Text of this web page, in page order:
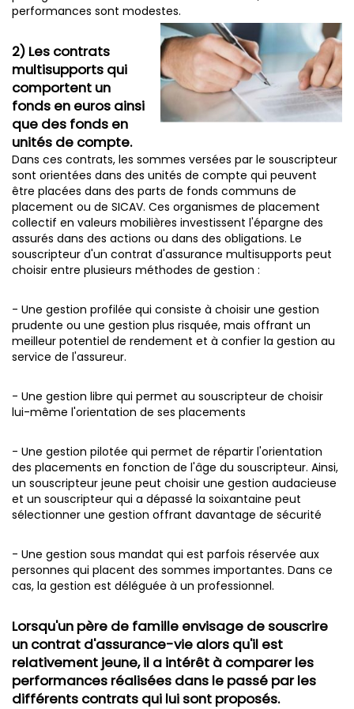
performances sont modestes.
2) Les contrats
multisupports qui
comportent un
fonds en euros ainsi
que des fonds en
unités de compte.
Dans ces contrats, les sommes versées par le souscripteur
sont orientées dans des unités de compte qui peuvent
être placées dans des parts de fonds communs de
placement ou de SICAV. Ces organismes de placement
collectif en valeurs mobilières investissent l'épargne des
assurés dans des actions ou dans des obligations. Le
souscripteur d'un contrat d'assurance multisupports peut
choisir entre plusieurs méthodes de gestion :
- Une gestion profilée qui consiste à choisir une gestion
prudente ou une gestion plus risquée, mais offrant un
meilleur potentiel de rendement et à confier la gestion au
service de l'assureur.
- Une gestion libre qui permet au souscripteur de choisir
lui-même l'orientation de ses placements
- Une gestion pilotée qui permet de répartir l'orientation
des placements en fonction de l'âge du souscripteur. Ainsi,
un souscripteur jeune peut choisir une gestion audacieuse
et un souscripteur qui a dépassé la soixantaine peut
sélectionner une gestion offrant davantage de sécurité
- Une gestion sous mandat qui est parfois réservée aux
personnes qui placent des sommes importantes. Dans ce
cas, la gestion est déléguée à un professionnel.
Lorsqu'un père de famille envisage de souscrire
un contrat d'assurance-vie alors qu'il est
relativement jeune, il a intérêt à comparer les
performances réalisées dans le passé par les
différents contrats qui lui sont proposés.